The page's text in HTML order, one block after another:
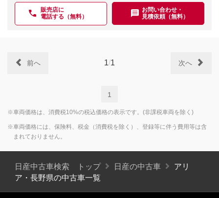
販売店に
電話する（無料）
お問い合わせ・
見積依頼（無料）
1/1
前へ 次へ
1
※車両価格は、消費税10%の税込価格の表示です。(非課税車両を除く)
※車両価格には、保険料、税金（消費税を除く）、登録等に伴う費用等は含
まれておりません。
日産中古車検索 トップ 日産の中古車
アリ
ア・長野県の中古車一覧